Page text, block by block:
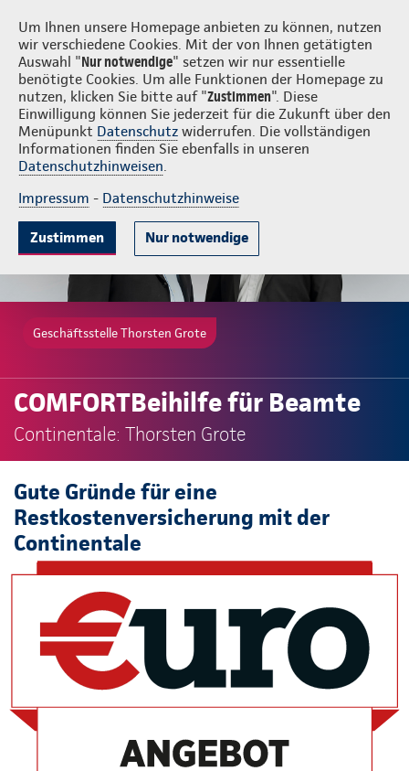
Um Ihnen unsere Homepage anbieten zu können, nutzen
wir verschiedene Cookies. Mit der von Ihnen getätigten
Auswahl "Nur notwendige" setzen wir nur essentielle
benötigte Cookies. Um alle Funktionen der Homepage zu
nutzen, klicken Sie bitte auf "Zustimmen". Diese
Einwilligung können Sie jederzeit für die Zukunft über den
Menüpunkt Datenschutz widerrufen. Die vollständigen
Informationen finden Sie ebenfalls in unseren
Datenschutzhinweisen.
Impressum - Datenschutzhinweise
Zustimmen Nur notwendige
Thorsten Grote Login
Gute Gründe Tarife & Leistungen Wissenswertes Beratung &
Geschäftsstelle Thorsten Grote
COMFORTBeihilfe für Beamte
Continentale: Thorsten Grote
Gute Gründe für eine
Restkostenversicherung mit der
Continentale